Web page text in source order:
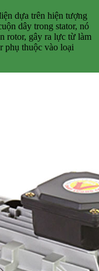
dựa trên hiện tượng
dây trong stator, nó
rotor, gây ra lực từ làm
phụ thuộc vào loại